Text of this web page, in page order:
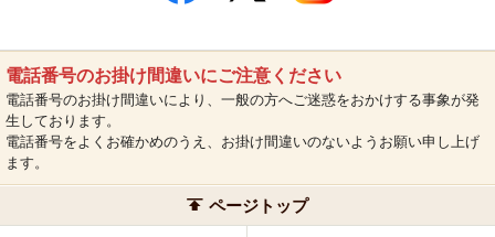
電話番号のお掛け間違いにご注意ください
電話番号のお掛け間違いにより、一般の方へご迷惑をおかけする事象が発
生しております。
電話番号をよくお確かめのうえ、お掛け間違いのないようお願い申し上げ
ます。
ページトップ